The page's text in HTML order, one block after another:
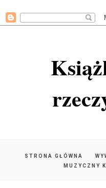
STRONA GŁÓWNA
MUZYCZNY